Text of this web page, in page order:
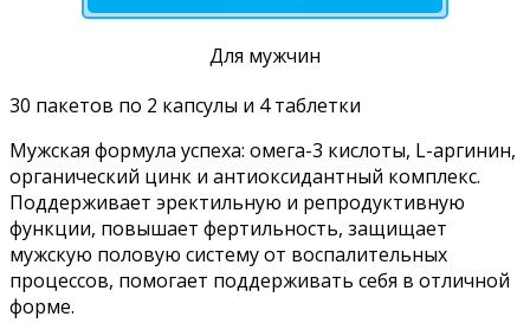
Для мужчин
30 пакетов по 2 капсулы и 4 таблетки
Мужская формула успеха: омега-3 кислоты, L-аргинин,
органический цинк и антиоксидантный комплекс.
Поддерживает эректильную и репродуктивную
функции, повышает фертильность, защищает
мужскую половую систему от воспалительных
процессов, помогает поддерживать себя в отличной
форме.